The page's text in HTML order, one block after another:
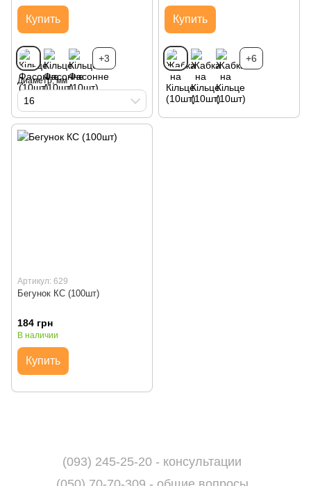
Купить
+3
Диаметр, мм
16
Купить
+6
Артикул: 629
Бегунок КС (100шт)
184 грн
В наличии
Купить
(093) 245-25-20 - консультации